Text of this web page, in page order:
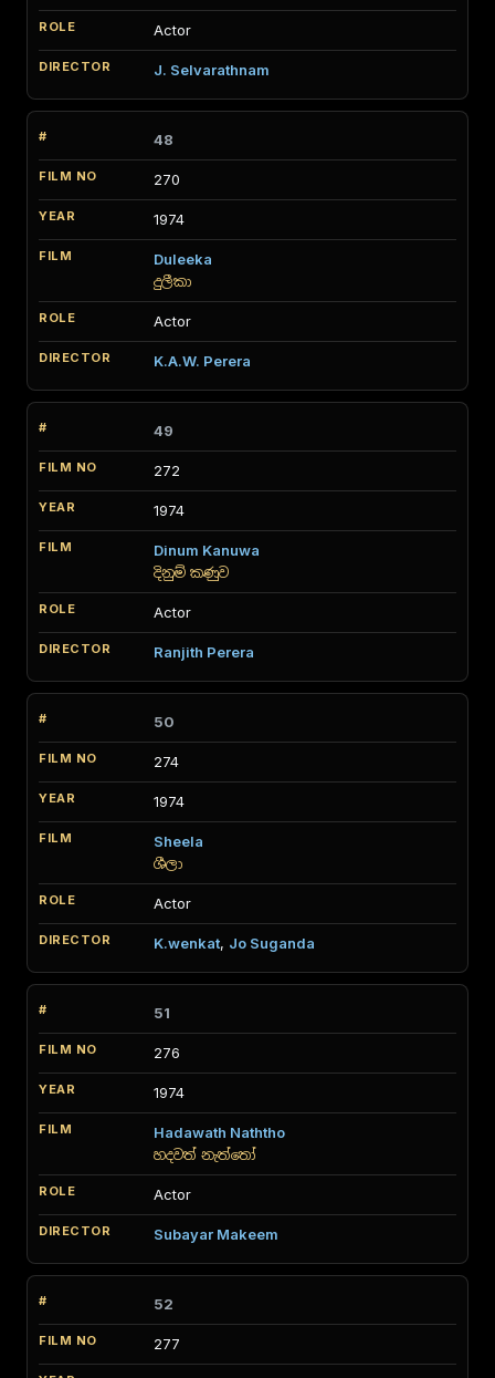
Actor
J. Selvarathnam
48
270
1974
Duleeka
දුලීකා
Actor
K.A.W. Perera
49
272
1974
Dinum Kanuwa
දිනුම් කණුව
Actor
Ranjith Perera
50
274
1974
Sheela
ශීලා
Actor
K.wenkat, Jo Suganda
51
276
1974
Hadawath Naththo
හදවත් නැත්තෝ
Actor
Subayar Makeem
52
277